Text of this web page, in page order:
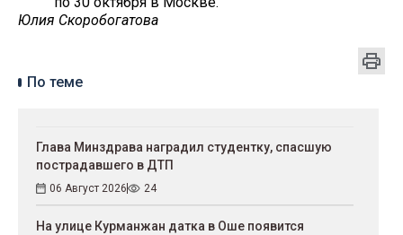
Юлия Скоробогатова
По теме
Глава Минздрава наградил студентку, спасшую
пострадавшего в ДТП
06 Август 2026 24
На улице Курманжан датка в Оше появится